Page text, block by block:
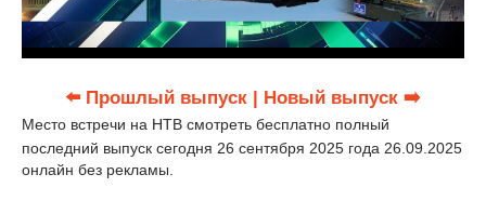
⬅️ Прошлый выпуск | Новый выпуск ➡️
Место встречи на НТВ смотреть бесплатно полный
последний выпуск сегодня 26 сентября 2025 года 26.09.2025
онлайн без рекламы.